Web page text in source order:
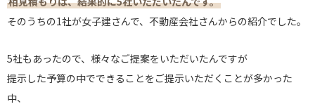
そのうちの1社が女子建さんで、不動産会社さんからの紹介でした。
5社もあったので、様々なご提案をいただいたんですが
提示した予算の中でできることをご提示いただくことが多かった
中、